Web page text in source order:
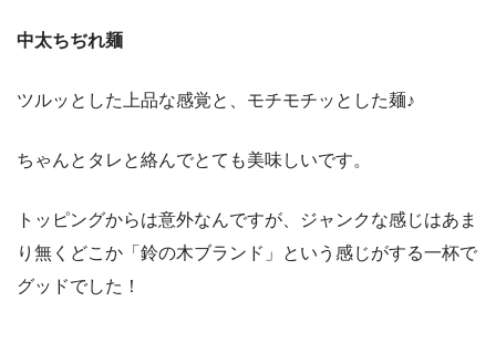
中太ちぢれ麺
ツルッとした上品な感覚と、モチモチッとした麺♪
ちゃんとタレと絡んでとても美味しいです。
トッピングからは意外なんですが、ジャンクな感じはあま
り無くどこか「鈴の木ブランド」という感じがする一杯で
グッドでした！